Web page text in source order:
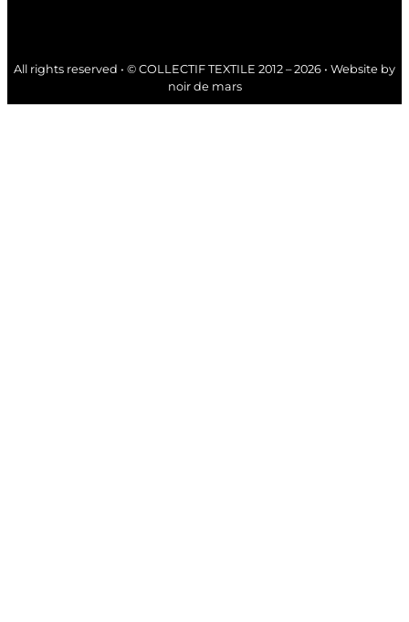
All rights reserved • © COLLECTIF TEXTILE 2012 – 2026 • Website by
noir de mars